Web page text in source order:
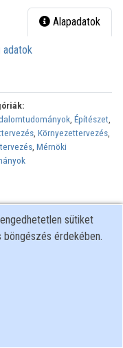
Alapadatok
adatok
, Építészet,
, Környezettervezés,
, Mérnöki
mindennapos terei
A tér fogalma és
A szakemberek
kérdéskört felölelő
a szociológia,
között. Ennek
fejlődés és a
sütiket
érdekében.